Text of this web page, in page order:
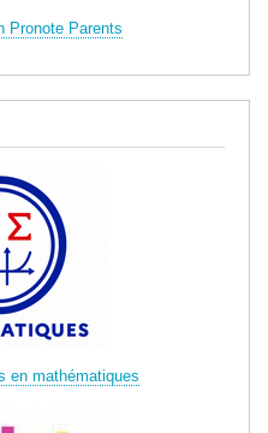
Pronote Parents
en mathématiques